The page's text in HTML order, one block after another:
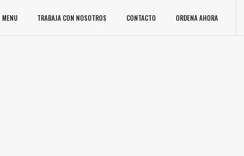
MENU TRABAJA CON NOSOTROS CONTACTO ORDENA AHORA